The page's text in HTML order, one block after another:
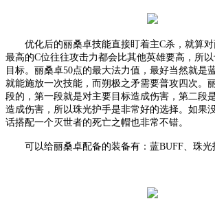
优化后的丽桑卓技能直接盯着主C杀，就算
最高的C位往往攻击力都会比其他英雄要高，所
目标。丽桑卓50点的最大法力值，最好当然就是
就能施放一次技能，而朔极之矛需要普攻四次。
段的，第一段就是对主要目标造成伤害，第二段
造成伤害，所以珠光护手是非常好的选择。如果
话搭配一个灭世者的死亡之帽也非常不错。
可以给丽桑卓配备的装备有：蓝BUFF、珠光